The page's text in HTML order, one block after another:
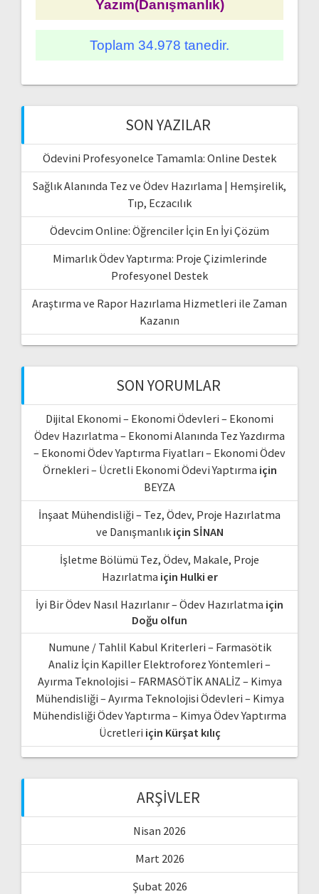
Yazım(Danışmanlık)
Toplam 34.978 tanedir.
SON YAZILAR
Ödevini Profesyonelce Tamamla: Online Destek
Sağlık Alanında Tez ve Ödev Hazırlama | Hemşirelik,
Tıp, Eczacılık
Ödevcim Online: Öğrenciler İçin En İyi Çözüm
Mimarlık Ödev Yaptırma: Proje Çizimlerinde
Profesyonel Destek
Araştırma ve Rapor Hazırlama Hizmetleri ile Zaman
Kazanın
SON YORUMLAR
Dijital Ekonomi – Ekonomi Ödevleri – Ekonomi
Ödev Hazırlatma – Ekonomi Alanında Tez Yazdırma
– Ekonomi Ödev Yaptırma Fiyatları – Ekonomi Ödev
Örnekleri – Ücretli Ekonomi Ödevi Yaptırma için
BEYZA
İnşaat Mühendisliği – Tez, Ödev, Proje Hazırlatma
ve Danışmanlıkiçin SİNAN
İşletme Bölümü Tez, Ödev, Makale, Proje
Hazırlatma için Hulki er
İyi Bir Ödev Nasıl Hazırlanır – Ödev Hazırlatma için
Doğu olfun
Numune / Tahlil Kabul Kriterleri – Farmasötik
Analiz İçin Kapiller Elektroforez Yöntemleri –
Ayırma Teknolojisi – FARMASÖTİK ANALİZ – Kimya
Mühendisliği – Ayırma Teknolojisi Ödevleri – Kimya
Mühendisliği Ödev Yaptırma – Kimya Ödev Yaptırma
Ücretleri için Kürşat kılıç
ARŞIVLER
Nisan 2026
Mart 2026
Şubat 2026